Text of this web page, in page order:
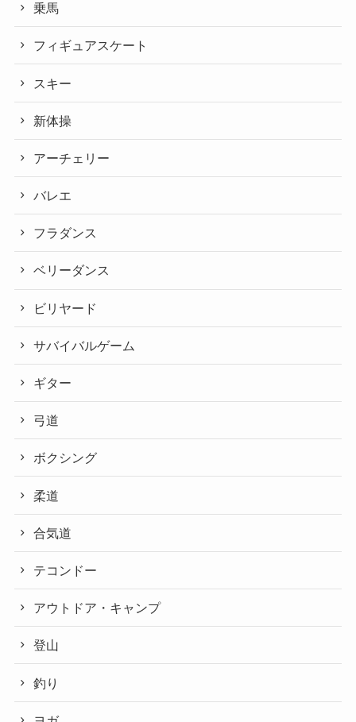
乗馬
フィギュアスケート
スキー
新体操
アーチェリー
バレエ
フラダンス
ベリーダンス
ビリヤード
サバイバルゲーム
ギター
弓道
ボクシング
柔道
合気道
テコンドー
アウトドア・キャンプ
登山
釣り